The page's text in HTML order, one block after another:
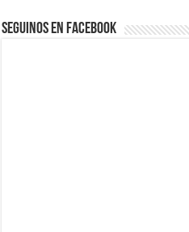
Seguinos en Facebook